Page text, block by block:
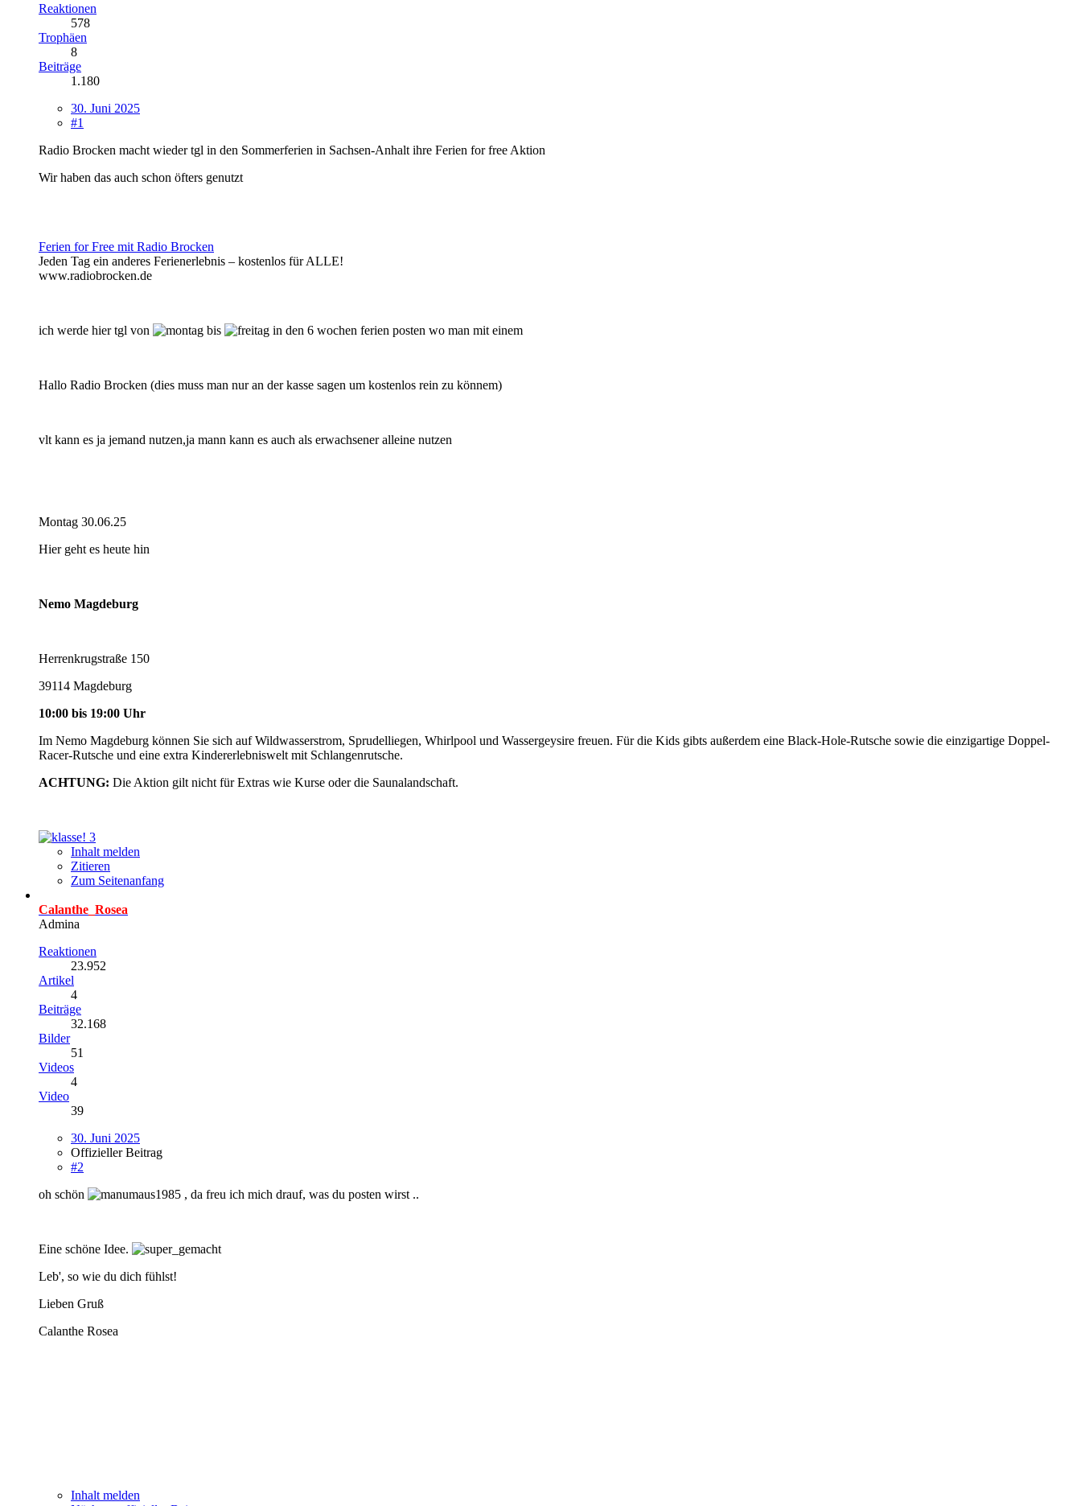
Reaktionen
578
Trophäen
8
Beiträge
1.180
30. Juni 2025
#1
Radio Brocken macht wieder tgl in den Sommerferien in Sachsen-Anhalt ihre Ferien for free Aktion
Wir haben das auch schon öfters genutzt
Ferien for Free mit Radio Brocken
Jeden Tag ein anderes Ferienerlebnis – kostenlos für ALLE!
www.radiobrocken.de
ich werde hier tgl von bis in den 6 wochen ferien posten wo man mit einem
Hallo Radio Brocken (dies muss man nur an der kasse sagen um kostenlos rein zu könnem)
vlt kann es ja jemand nutzen,ja mann kann es auch als erwachsener alleine nutzen
Montag 30.06.25
Hier geht es heute hin
Nemo Magdeburg
Herrenkrugstraße 150
39114 Magdeburg
10:00 bis 19:00 Uhr
Im Nemo Magdeburg können Sie sich auf Wildwasserstrom, Sprudelliegen, Whirlpool und Wassergeysire freuen. Für die Kids gibts außerdem eine Black-Hole-Rutsche sowie die einzigartige Doppel-
Racer-Rutsche und eine extra Kindererlebniswelt mit Schlangenrutsche.
ACHTUNG: Die Aktion gilt nicht für Extras wie Kurse oder die Saunalandschaft.
3
Inhalt melden
Zitieren
Zum Seitenanfang
Calanthe_Rosea
Admina
Reaktionen
23.952
Artikel
4
Beiträge
32.168
Bilder
51
Videos
4
Video
39
30. Juni 2025
Offizieller Beitrag
#2
oh schön
, da freu ich mich drauf, was du posten wirst ..
Eine schöne Idee.
Leb', so wie du dich fühlst!
Lieben Gruß
Calanthe Rosea
Inhalt melden